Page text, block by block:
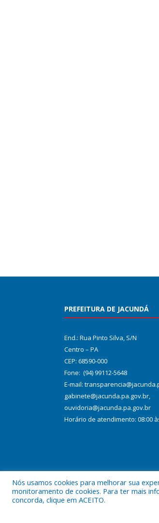
PREFEITURA DE JACUNDÁ
End.: Rua Pinto Silva, S/N
Centro – PA
CEP: 68590-000
Fone: (94) 99112-5648
E-mail:
gabinete@jacunda.pa.gov.br,
ouvidoria@jacunda.pa.gov.br
Horário de atendimento: 08:00
Nós usamos cookies para melhorar sua
monitoramento de cookies. Para ter mais
concorda, clique em ACEITO.